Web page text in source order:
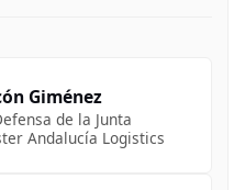
Giménez
de la Junta
Andalucía Logistics